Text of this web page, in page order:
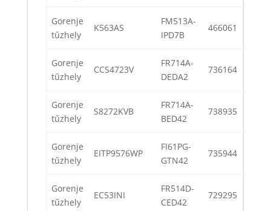
Gorenje
tűzhely
K563AS
FM513A-
IPD7B
466061
Gorenje
tűzhely
CCS4723V
FR714A-
DEDA2
736164
Gorenje
tűzhely
S8272KVB
FR714A-
BED42
738935
Gorenje
tűzhely
EITP9576WP
FI61PG-
GTN42
735944
Gorenje
tűzhely
EC53INI
FR514D-
CED42
729295